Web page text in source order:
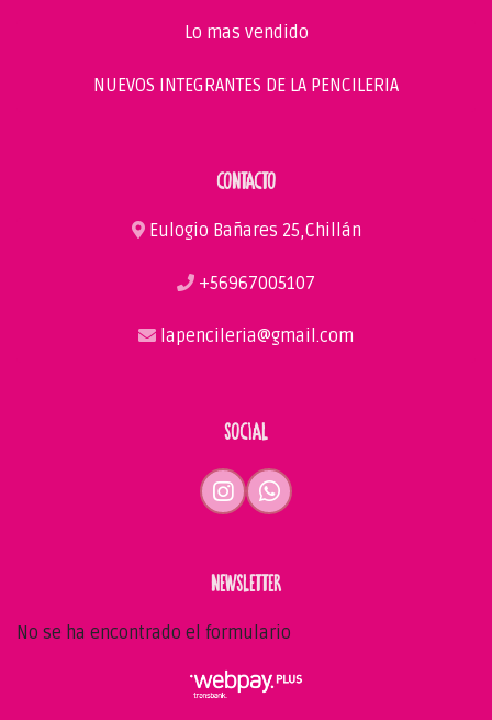
Lo mas vendido
NUEVOS INTEGRANTES DE LA PENCILERIA
CONTACTO
Eulogio Bañares 25,Chillán
+56967005107
lapencileria@gmail.com
SOCIAL
NEWSLETTER
No se ha encontrado el formulario